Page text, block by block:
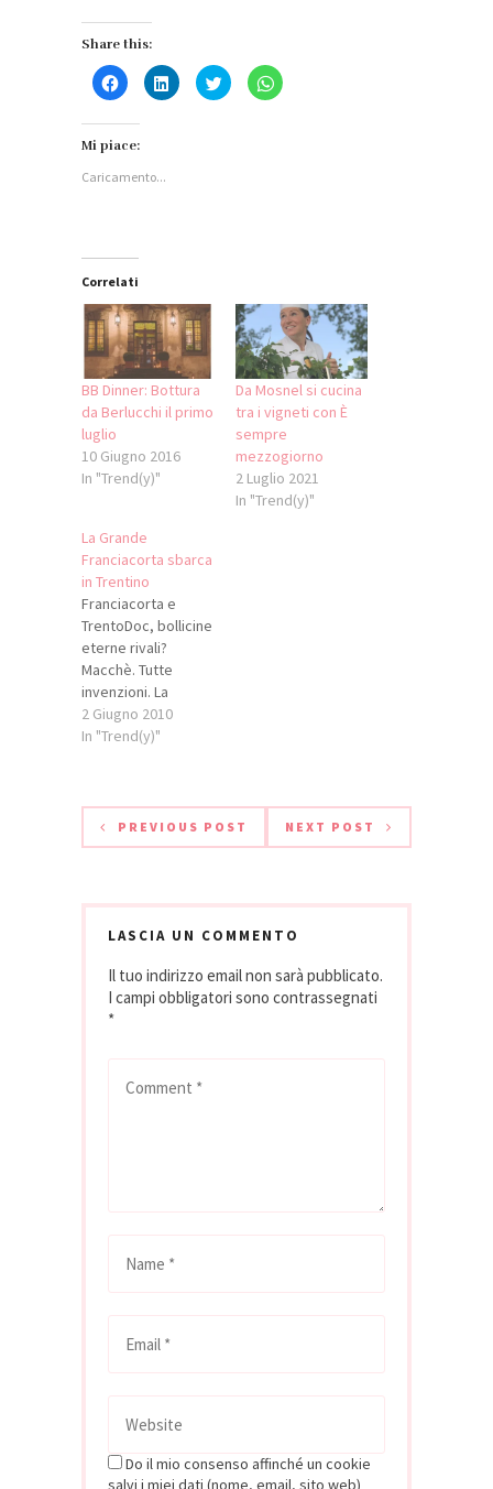
Share this:
Fai
clic
Facebook
apre
in
Fai
clic
Fai
clic
Fai
clic
Mi piace:
Caricamento...
Correlati
BB Dinner: Bottura
da Berlucchi il primo
luglio
10 Giugno 2016
In "Trend(y)"
Da Mosnel si cucina
tra i vigneti con È
sempre
mezzogiorno
2 Luglio 2021
In "Trend(y)"
La Grande
Franciacorta sbarca
in Trentino
Franciacorta e
TrentoDoc, bollicine
eterne rivali?
Macchè. Tutte
invenzioni. La
prova? Venerdì 4
giugno, a partire
(TN). Negli spazi tra
la cantina dello
storico Istituto
a disposizione della
e il fascinoso
chiostro del
Museo…
2 Giugno 2010
In "Trend(y)"
PREVIOUS POST NEXT POST
LASCIA UN COMMENTO
Il tuo indirizzo email non sarà pubblicato.
I campi obbligatori sono contrassegnati
*
Do il mio consenso affinché un cookie
salvi i miei dati (nome, email, sito web)